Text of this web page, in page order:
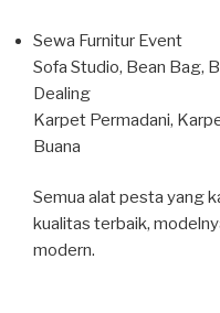
Sewa Furnitur Event
Sofa Studio, Bean Bag,
Dealing
Karpet Permadani,
Buana
Semua alat pesta yang
kualitas terbaik,
modern.